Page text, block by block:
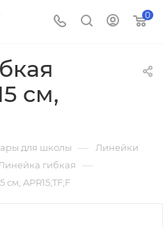
0
см,
для школы — Линейки
Линейка гибкая —
APR15;TF;F